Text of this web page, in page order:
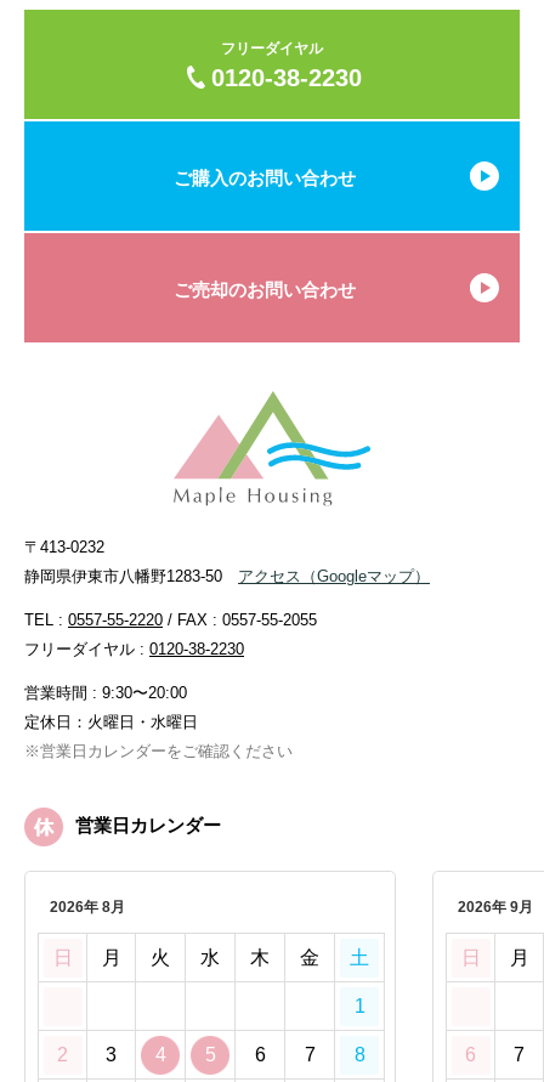
フリーダイヤル
0120-38-2230
ご購入のお問い合わせ
ご売却のお問い合わせ
〒413-0232
静岡県伊東市八幡野1283-50
アクセス （Googleマップ）
TEL : 0557-55-2220 / FAX : 0557-55-2055
フリーダイヤル : 0120-38-2230
営業時間 : 9:30〜20:00
定休日：火曜日・水曜日
※営業日カレンダーをご確認ください
営業日カレンダー
2026年 8月
日 月 火 水 木 金 土
1
2 3 4 5 6 7 8
2026年 9月
日 月
6 7